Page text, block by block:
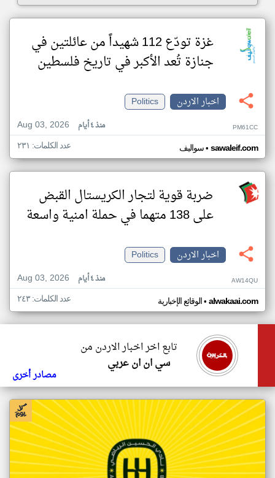
غزة تودّع 112 شهيداً من عائلتين في
جنازة تُعد الأكبر في تاريخ فلسطين
اخبار الاردن
Politics
Aug 03, 2026
منذ ٤ أيام PM61CC
سواليف• sawaleif.com عدد الكلمات: ٢٣١
ضربة قوية لتجار الكريستال القبض
على 138 متهما في حملة امنية واسعة
اخبار الاردن
Politics
Aug 03, 2026
منذ ٤ أيام AW14QU
الوقائع الإخبارية• alwakaai.com عدد الكلمات: ٢٤٣
تابع اخر اخبار الاردن من
سي ان ان عربي
مصادر أخرى